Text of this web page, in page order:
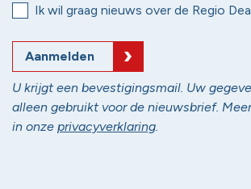
Ik wil graag nieuws over de Regio
Aanmelden
U krijgt een bevestigingsmail. Uw
alleen gebruikt voor de nieuwsbrief.
in onze privacyverklaring.